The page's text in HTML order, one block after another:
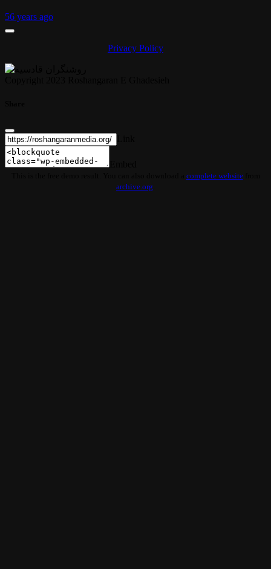
56 years ago
Privacy Policy
complete websitefrom
archive.org